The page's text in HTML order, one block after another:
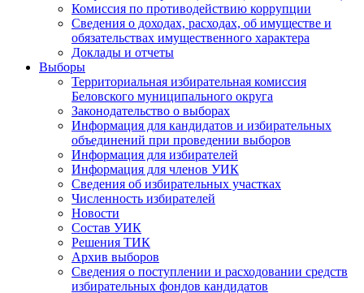
Комиссия по противодействию коррупции
Сведения о доходах, расходах, об имуществе и
обязательствах имущественного характера
Доклады и отчеты
Выборы
Территориальная избирательная комиссия
Беловского муниципального округа
Законодательство о выборах
Информация для кандидатов и избирательных
объединений при проведении выборов
Информация для избирателей
Информация для членов УИК
Сведения об избирательных участках
Численность избирателей
Новости
Состав УИК
Решения ТИК
Архив выборов
Сведения о поступлении и расходовании средств
избирательных фондов кандидатов